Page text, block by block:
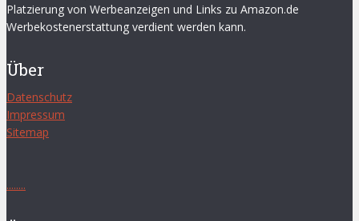
Platzierung von Werbeanzeigen und Links zu Amazon.de
Werbekostenerstattung verdient werden kann.
Über
Datenschutz
Impressum
Sitemap
........